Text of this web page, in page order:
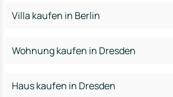
Villa kaufen in Berlin
Wohnung kaufen in Dresden
Haus kaufen in Dresden